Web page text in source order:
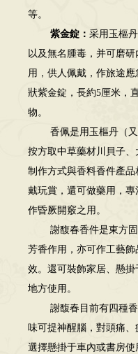
等。
紫金錠： 采用玉樞
以及無名腫毒，并可磨
用，供人佩戴，作旅途
狀紫金錠，長約5厘米，
物。
香佩是用玉樞丹（又
按方取中草藥材川貝子、
制作方式與香料香件產
戴玩賞，還可做藥用，
作昏厥開竅之用。
謝馥春香件是東方固
芳香作用，亦可作工藝
效。還可裝飾家居、懸
地方使用。
謝馥春目前有四種香
味可提神醒腦，對頭痛
選擇懸掛于車內或書房